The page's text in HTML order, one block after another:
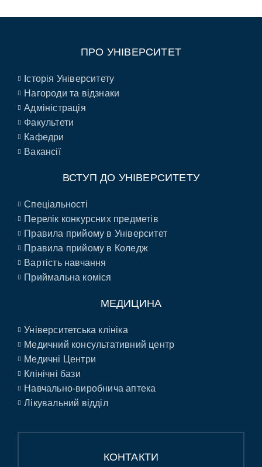
ПРО УНІВЕРСИТЕТ
Історія Університету
Нагороди та відзнаки
Адміністрація
Факультети
Кафедри
Вакансії
ВСТУП ДО УНІВЕРСИТЕТУ
Спеціальності
Перелік конкурсних предметів
Правила прийому в Університет
Правила прийому в Коледж
Вартість навчання
Приймальна коміся
МЕДИЦИНА
Університетська клініка
Медичний консультативний центр
Медичні Центри
Клінічні бази
Навчально-виробнича аптека
Лікувальний відділ
КОНТАКТИ